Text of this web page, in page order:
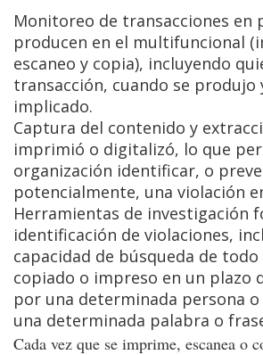
Monitoreo de transacciones en
producen en el multifuncional
escaneo y copia), incluyendo
transacción, cuando se produjo
implicado.
Captura del contenido y
imprimió o digitalizó, lo que
organización identificar, o
potencialmente, una violación
Herramientas de investigación
identificación de violaciones,
capacidad de búsqueda de todo
copiado o impreso en un plazo
por una determinada persona
una determinada palabra o
Cada vez que se imprime, escanea o